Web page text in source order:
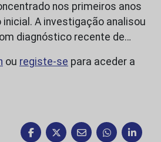
nos primeiros anos
A investigação analisou
diagnóstico recente de…
ou registe-se para aceder a